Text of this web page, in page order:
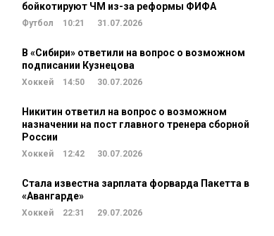
бойкотируют ЧМ из-за реформы ФИФА
Футбол 10:21 31.07.2026
В «Сибири» ответили на вопрос о возможном
подписании Кузнецова
Хоккей 14:50 30.07.2026
Никитин ответил на вопрос о возможном
назначении на пост главного тренера сборной
России
Хоккей 12:42 30.07.2026
Стала известна зарплата форварда Пакетта в
«Авангарде»
Хоккей 22:31 29.07.2026